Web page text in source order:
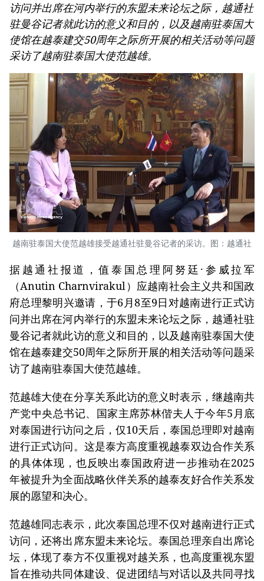
访问并出席在河内举行的东盟未来论坛之际，越通社
驻曼谷记者就此访的意义和目的，以及越南驻泰国大
使馆在越泰建交50周年之际所开展的相关活动等问题
采访了越南驻泰国大使范越雄。
越南驻泰国大使范越雄接受越通社驻曼谷记者的采访。图：越通社
据越通社报道，值泰国总理阿努廷·参威拉军
（Anutin Charnvirakul）应越南社会主义共和国政
府总理黎明兴邀请，于6月8至9日对越南进行正式访
问并出席在河内举行的东盟未来论坛之际，越通社驻
曼谷记者就此访的意义和目的，以及越南驻泰国大使
馆在越泰建交50周年之际所开展的相关活动等问题采
访了越南驻泰国大使范越雄。
范越雄大使在分享关系此访的意义时表示，继越南共
产党中央总书记、国家主席苏林偕夫人于今年5月底
对泰国进行访问之后，仅10天后，泰国总理即对越南
进行正式访问。这是泰方高度重视越泰双边合作关系
的具体体现，也反映出泰国政府进一步推动在2025
年被提升为全面战略伙伴关系的越泰友好合作关系发
展的愿望和决心。
范越雄同志表示，此次泰国总理不仅对越南进行正式
访问，还将出席东盟未来论坛。泰国总理亲自出席论
坛，体现了泰方不仅重视对越关系，也高度重视东盟
旨在推动共同体建设、促进团结与对话以及共同寻找